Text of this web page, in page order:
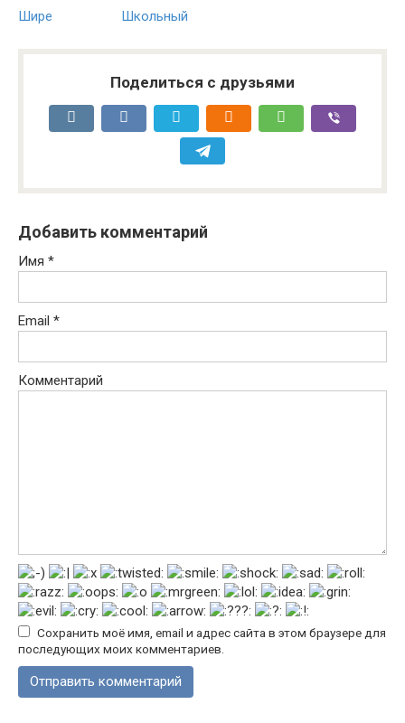
Шире Школьный
Поделиться с друзьями
Добавить комментарий
Имя *
Email *
Комментарий
Сохранить моё имя, email и адрес сайта в этом браузере для
последующих моих комментариев.